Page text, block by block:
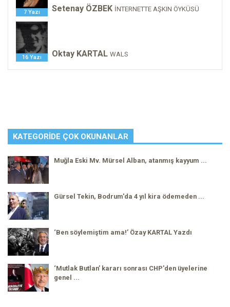
7 Yazı Setenay ÖZBEK İNTERNETTE AŞKIN ÖYKÜSÜ
16 Yazı Oktay KARTAL WALS
KATEGORIDE ÇOK OKUNANLAR
Muğla Eski Mv. Mürsel Alban, atanmış kayyum ...
Gürsel Tekin, Bodrum'da 4 yıl kira ödemeden ...
‘Ben söylemiştim ama!’ Özay KARTAL Yazdı
‘Mutlak Butlan’ kararı sonrası CHP'den üyelerine
genel ...